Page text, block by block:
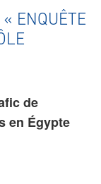
ENQUÊTE
de
en Égypte